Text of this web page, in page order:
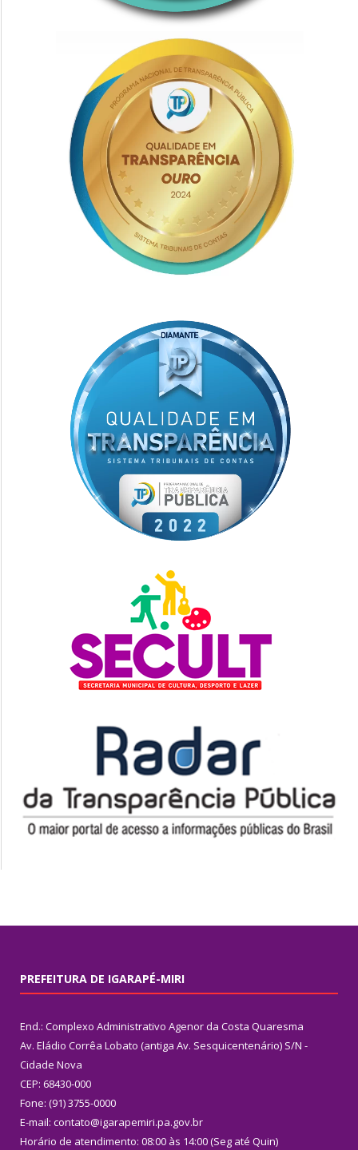
PREFEITURA DE IGARAPÉ-MIRI
End.: Complexo Administrativo Agenor da Costa Quaresma
Av. Eládio Corrêa Lobato (antiga Av. Sesquicentenário) S/N -
Cidade Nova
CEP: 68430-000
Fone: (91) 3755-0000
E-mail: contato@igarapemiri.pa.gov.br
Horário de atendimento: 08:00 às 14:00 (Seg até Quin)